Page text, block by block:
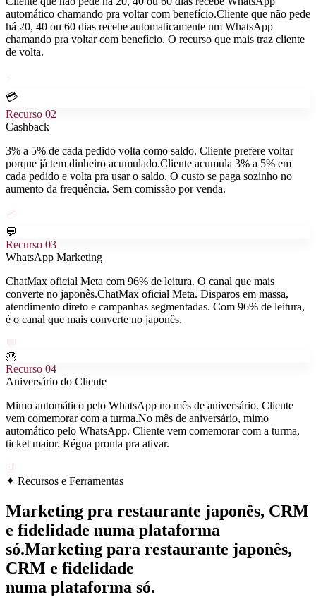
automático chamando pra voltar com benefício.Cliente que não pede
há 20, 40 ou 60 dias recebe automaticamente um WhatsApp
chamando pra voltar com benefício. O recurso que mais traz cliente
de volta.
💳
Recurso 02
Cashback
3% a 5% de cada pedido volta como saldo. Cliente prefere voltar
porque já tem dinheiro acumulado.Cliente acumula 3% a 5% em
cada pedido e volta pra usar o saldo. O custo se paga sozinho no
aumento da frequência. Sem comissão por venda.
💬
Recurso 03
WhatsApp Marketing
ChatMax oficial Meta com 96% de leitura. O canal que mais
converte no japonês.ChatMax oficial Meta. Disparos em massa,
atendimento direto e campanhas segmentadas. Com 96% de leitura,
é o canal que mais converte no japonês.
🎂
Recurso 04
Aniversário do Cliente
Mimo automático pelo WhatsApp no mês de aniversário. Cliente
vem comemorar com a turma.No mês de aniversário, mimo
automático pelo WhatsApp. Cliente vem comemorar com a turma,
ticket maior. Régua pronta pra ativar.
✦ Recursos e Ferramentas
Marketing pra restaurante japonês, CRM
e fidelidade numa plataforma
só.Marketing para restaurante japonês,
CRM e fidelidade
numa plataforma só.